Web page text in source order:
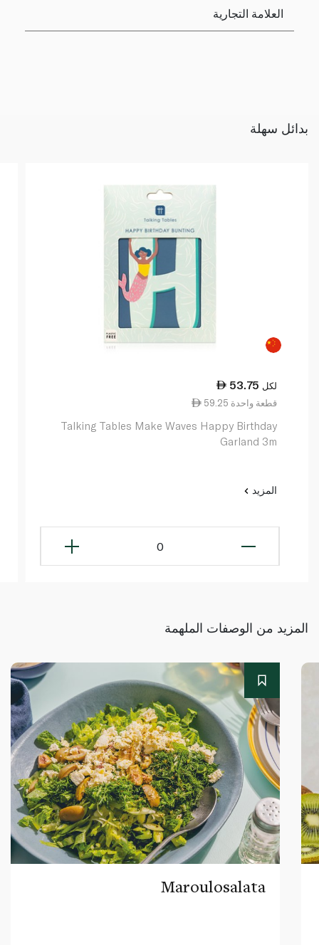
العلامة التجارية
بدائل سهلة
53.75 لكل
59.25 قطعة واحدة
Talking Tables Make Waves Happy Birthday
Garland 3m
المزيد
0
المزيد من الوصفات الملهمة
Maroulosalata